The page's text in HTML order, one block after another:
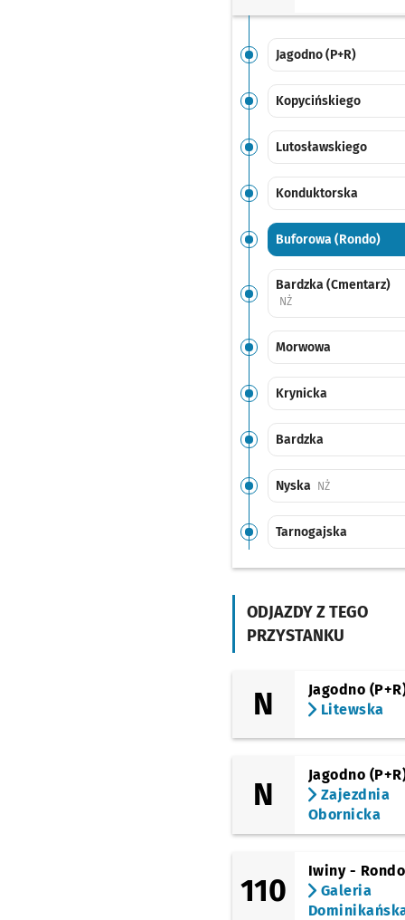
Jagodno (P+R)
Kopycińskiego
Lutosławskiego
Konduktorska
Buforowa (Rondo)
Bardzka (Cmentarz)
NŻPrzystanek na życzenie
Morwowa
Krynicka
Bardzka
Nyska NŻPrzystanek na
Tarnogajska
Park Wschodni
Karwińska (Dawna
Pralnia) NŻ Przystanek
Zagłębiowska
Sosnowiecka
Brochowska
ODJAZDY Z TEGO
PRZYSTANKU
N
Jagodno
Litewska
N
Jagodno
Zajezdnia
Obornicka
110
Iwiny - Rondo
Galeria